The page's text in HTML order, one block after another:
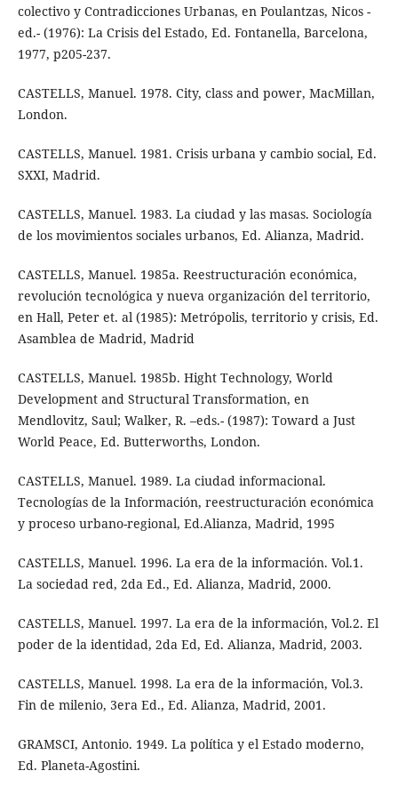
colectivo y Contradicciones Urbanas, en Poulantzas, Nicos -
ed.- (1976): La Crisis del Estado, Ed. Fontanella, Barcelona,
1977, p205-237.
CASTELLS, Manuel. 1978. City, class and power, MacMillan,
London.
CASTELLS, Manuel. 1981. Crisis urbana y cambio social, Ed.
SXXI, Madrid.
CASTELLS, Manuel. 1983. La ciudad y las masas. Sociología
de los movimientos sociales urbanos, Ed. Alianza, Madrid.
CASTELLS, Manuel. 1985a. Reestructuración económica,
revolución tecnológica y nueva organización del territorio,
en Hall, Peter et. al (1985): Metrópolis, territorio y crisis, Ed.
Asamblea de Madrid, Madrid
CASTELLS, Manuel. 1985b. Hight Technology, World
Development and Structural Transformation, en
Mendlovitz, Saul; Walker, R. –eds.- (1987): Toward a Just
World Peace, Ed. Butterworths, London.
CASTELLS, Manuel. 1989. La ciudad informacional.
Tecnologías de la Información, reestructuración económica
y proceso urbano-regional, Ed.Alianza, Madrid, 1995
CASTELLS, Manuel. 1996. La era de la información. Vol.1.
La sociedad red, 2da Ed., Ed. Alianza, Madrid, 2000.
CASTELLS, Manuel. 1997. La era de la información, Vol.2. El
poder de la identidad, 2da Ed, Ed. Alianza, Madrid, 2003.
CASTELLS, Manuel. 1998. La era de la información, Vol.3.
Fin de milenio, 3era Ed., Ed. Alianza, Madrid, 2001.
GRAMSCI, Antonio. 1949. La política y el Estado moderno,
Ed. Planeta-Agostini.